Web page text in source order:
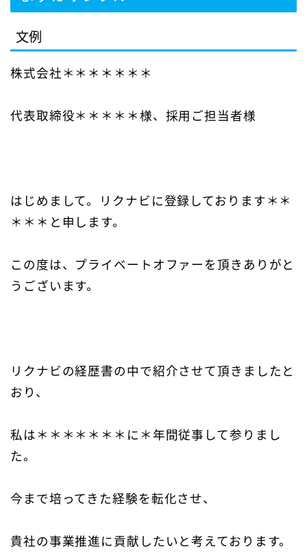
文例
株式会社＊＊＊＊＊＊＊
代表取締役＊＊＊＊＊様、採用ご担当者様
はじめまして。リクナビに登録しております＊＊
＊＊＊と申します。
この度は、プライベートオファーを頂きありがと
うございます。
リクナビの経歴書の中で紹介させて頂きましたと
おり、
私は＊＊＊＊＊＊＊に＊年間従事して参りまし
た。
今まで培ってきた経験を転化させ、
貴社の事業推進に貢献したいと考えております。